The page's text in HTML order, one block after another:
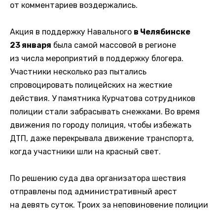
от комментариев воздержались.
Акция в поддержку Навального в Челябинске
23 января была самой массовой в регионе
из числа мероприятий в поддержку блогера.
Участники несколько раз пытались
спровоцировать полицейских на жесткие
действия. У памятника Курчатова сотрудников
полиции стали забрасывать снежками. Во время
движения по городу полиция, чтобы избежать
ДТП, даже перекрывала движение транспорта,
когда участники шли на красный свет.
По решению суда два организатора шествия
отправлены под административный арест
на девять суток. Троих за неповиновение полиции